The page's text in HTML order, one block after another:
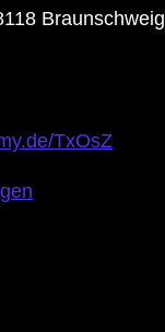
Braunschweig
TxOsZ